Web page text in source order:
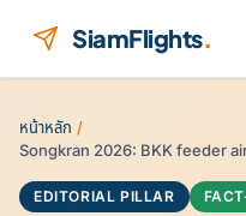
SiamFlights.
หน้าหลัก /
Songkran 2026: BKK feeder
EDITORIAL PILLAR